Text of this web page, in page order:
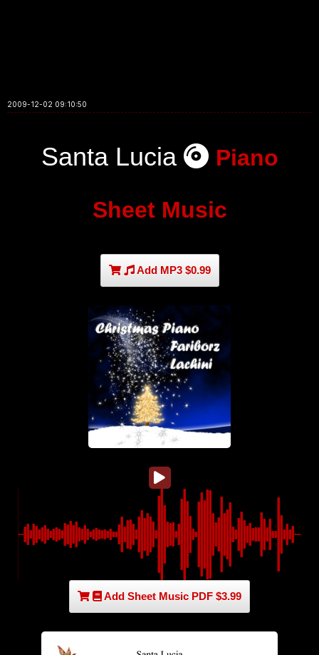
2009-12-02 09:10:50
Santa Lucia Piano
Sheet Music
Add MP3 $0.99
Add Sheet Music PDF $3.99